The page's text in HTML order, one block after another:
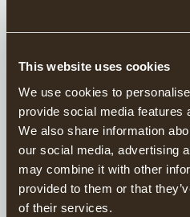
This website uses cookies
We use cookies to
provide social media features
We also share information
our social media, advertising
may combine it with other
provided to them or that
of their services.
distributorGrand Forest.
Find your closest retailers
Handgeschmiedete Äxte seit 1902
Verantwortungsvoll in Schweden
20 Jahre Garantie auf Äxte